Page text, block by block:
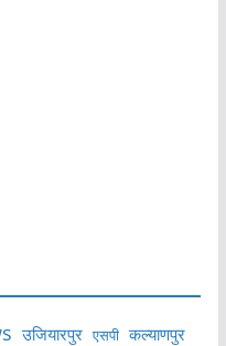
उजियारपुर एसपी कल्याणपुर